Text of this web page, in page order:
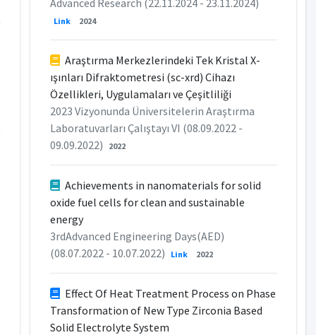
Advanced Research (22.11.2024 - 23.11.2024)
Link 2024
Araştırma Merkezlerindeki Tek Kristal X-
ışınları Difraktometresi (sc-xrd) Cihazı
Özellikleri, Uygulamaları ve Çeşitliliği
2023 Vizyonunda Üniversitelerin Araştırma
Laboratuvarları Çalıştayı VI (08.09.2022 -
09.09.2022)
2022
Achievements in nanomaterials for solid
oxide fuel cells for clean and sustainable
energy
3rdAdvanced Engineering Days(AED)
(08.07.2022 - 10.07.2022)
Link 2022
Effect Of Heat Treatment Process on Phase
Transformation of New Type Zirconia Based
Solid Electrolyte System